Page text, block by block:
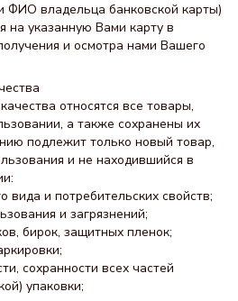
ФИО владельца банковской карты)
на указанную Вами карту в
и осмотра нами Вашего
относятся все товары,
а также сохранены их
подлежит только новый товар,
и не находившийся в
вида и потребительских свойств;
и загрязнений;
бирок, защитных пленок;
сохранности всех частей
упаковки;